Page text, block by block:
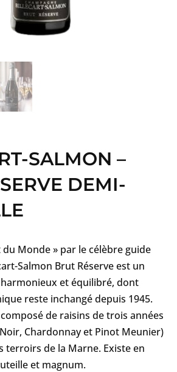
SALMON –
DEMI-
Monde » par le célèbre guide
Salmon Brut Réserve est un
et équilibré, dont
reste inchangé depuis 1945.
de raisins de trois années
Chardonnay et Pinot Meunier)
terroirs de la Marne. Existe en
et magnum.